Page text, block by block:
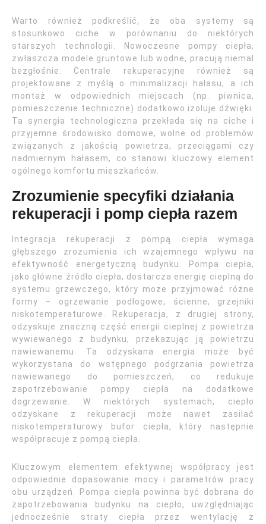
Warto również podkreślić, że oba systemy są
stosunkowo ciche w porównaniu do niektórych
starszych technologii. Nowoczesne pompy ciepła,
zwłaszcza modele gruntowe lub wodne, pracują niemal
bezgłośnie. Centrale rekuperacyjne również są
projektowane z myślą o minimalizacji hałasu, a ich
montaż w odpowiednich miejscach (np. piwnica,
pomieszczenie techniczne) dodatkowo izoluje dźwięki.
Ta synergia technologiczna przekłada się na ciche i
przyjemne środowisko domowe, wolne od problemów
związanych z jakością powietrza, przeciągami czy
nadmiernym hałasem, co stanowi kluczowy element
ogólnego komfortu mieszkańców.
Zrozumienie specyfiki działania
rekuperacji i pomp ciepła razem
Integracja rekuperacji z pompą ciepła wymaga
głębszego zrozumienia ich wzajemnego wpływu na
efektywność energetyczną budynku. Pompa ciepła,
jako główne źródło ciepła, dostarcza energię cieplną do
systemu grzewczego, który może przyjmować różne
formy – ogrzewanie podłogowe, ścienne, grzejniki
niskotemperaturowe. Rekuperacja, z drugiej strony,
odzyskuje znaczną część energii cieplnej z powietrza
wywiewanego z budynku, przekazując ją powietrzu
nawiewanemu. Ta odzyskana energia może być
wykorzystana do wstępnego podgrzania powietrza
nawiewanego do pomieszczeń, co redukuje
zapotrzebowanie pompy ciepła na dodatkowe
dogrzewanie. W niektórych systemach, ciepło
odzyskane z rekuperacji może nawet zasilać
niskotemperaturowy bufor ciepła, który następnie
współpracuje z pompą ciepła.
Kluczowym elementem efektywnej współpracy jest
odpowiednie dopasowanie mocy i parametrów pracy
obu urządzeń. Pompa ciepła powinna być dobrana do
zapotrzebowania budynku na ciepło, uwzględniając
jednocześnie straty ciepła przez wentylację z